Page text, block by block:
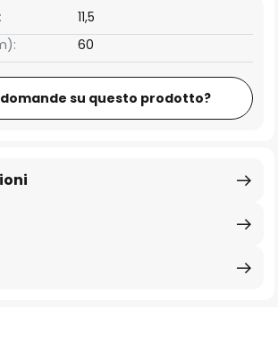
11,5
60
domande su questo prodotto?